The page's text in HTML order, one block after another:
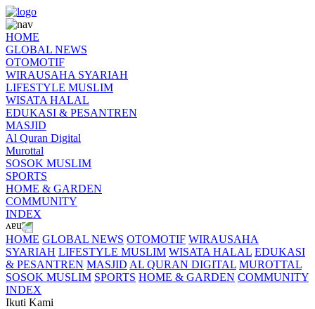
HOME
GLOBAL NEWS
OTOMOTIF
WIRAUSAHA SYARIAH
LIFESTYLE MUSLIM
WISATA HALAL
EDUKASI & PESANTREN
MASJID
Al Quran Digital
Murottal
SOSOK MUSLIM
SPORTS
HOME & GARDEN
COMMUNITY
INDEX
HOME GLOBAL NEWS OTOMOTIF WIRAUSAHA
SYARIAH LIFESTYLE MUSLIM WISATA HALAL EDUKASI
& PESANTREN MASJID AL QURAN DIGITAL MUROTTAL
SOSOK MUSLIM SPORTS HOME & GARDEN COMMUNITY
INDEX
Ikuti Kami